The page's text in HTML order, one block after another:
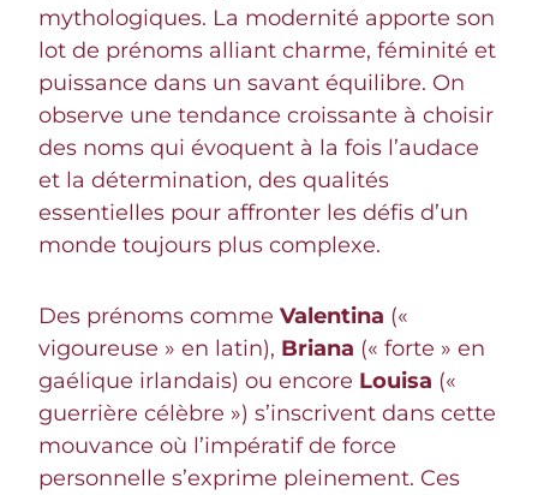
mythologiques. La modernité apporte son
lot de prénoms alliant charme, féminité et
puissance dans un savant équilibre. On
observe une tendance croissante à choisir
des noms qui évoquent à la fois l’audace
et la détermination, des qualités
essentielles pour affronter les défis d’un
monde toujours plus complexe.
Des prénoms comme Valentina («
vigoureuse » en latin), Briana (« forte » en
gaélique irlandais) ou encore Louisa («
guerrière célèbre ») s’inscrivent dans cette
mouvance où l’impératif de force
personnelle s’exprime pleinement. Ces